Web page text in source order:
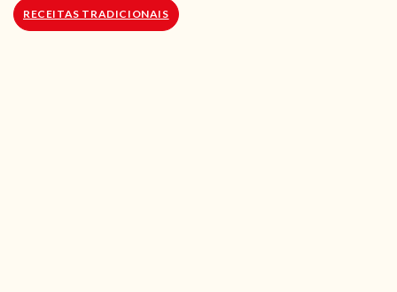
LOJA ONLINE
RECEITAS TRADICIONAIS